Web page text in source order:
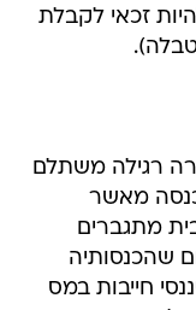
זכאי לקבלת
רגילה משתלם
מאשר
מתגברים
שהכנסותיה
חייבות במס